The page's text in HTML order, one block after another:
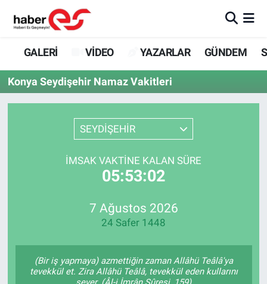
GALERİ VİDEO YAZARLAR GÜNDEM
Konya Seydişehir Namaz Vakitleri
SEYDİŞEHİR
İMSAK VAKTINE KALAN SÜRE
05:53:02
7 Ağustos 2026
24 Safer 1448
(Bir iş yapmaya) azmettiğin zaman Allâhü Teâlâ'ya
tevekkül et. Zira Allâhü Teâlâ, tevekkül eden kullarını
GALERİ
VİDEO
YAZARLAR
GÜNDEM
SİYASET
SPOR
Eskişehir Nöbetçi Eczaneler
Eskişehir Hava Durumu
Eskişehir Trafik Yoğunluk Haritası
Süper Lig Puan Durumu ve Fikstür
Tüm Manşetler